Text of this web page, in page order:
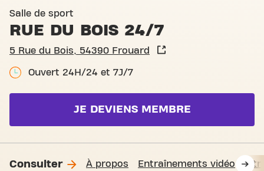
Salle de sport
RUE DU BOIS 24/7
5 Rue du Bois, 54390 Frouard
Ouvert 24H/24 et 7J/7
JE DEVIENS MEMBRE
Consulter À propos Entraînements vidéo